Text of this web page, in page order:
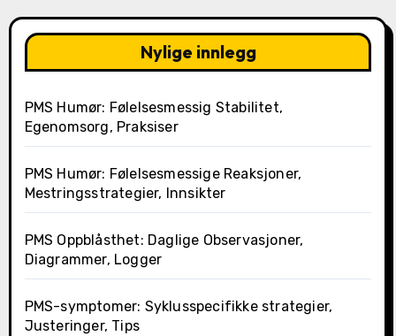
Nylige innlegg
PMS Humør: Følelsesmessig Stabilitet,
Egenomsorg, Praksiser
PMS Humør: Følelsesmessige Reaksjoner,
Mestringsstrategier, Innsikter
PMS Oppblåsthet: Daglige Observasjoner,
Diagrammer, Logger
PMS-symptomer: Syklusspecifikke strategier,
Justeringer, Tips